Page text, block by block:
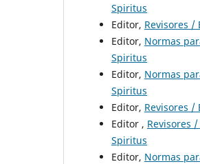
Spiritus
Editor, Revisores /
Editor, Normas
Spiritus
Editor, Normas
Spiritus
Editor, Revisores /
Editor , Revisores
Spiritus
Editor, Normas